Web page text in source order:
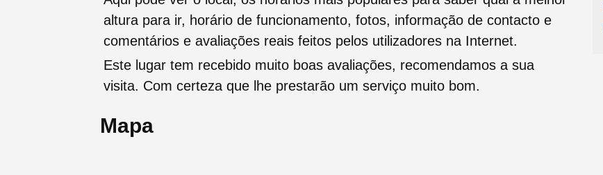
altura para ir, horário de funcionamento, fotos, informação de contacto e
comentários e avaliações reais feitos pelos utilizadores na Internet.
Este lugar tem recebido muito boas avaliações, recomendamos a sua
visita. Com certeza que lhe prestarão um serviço muito bom.
Mapa